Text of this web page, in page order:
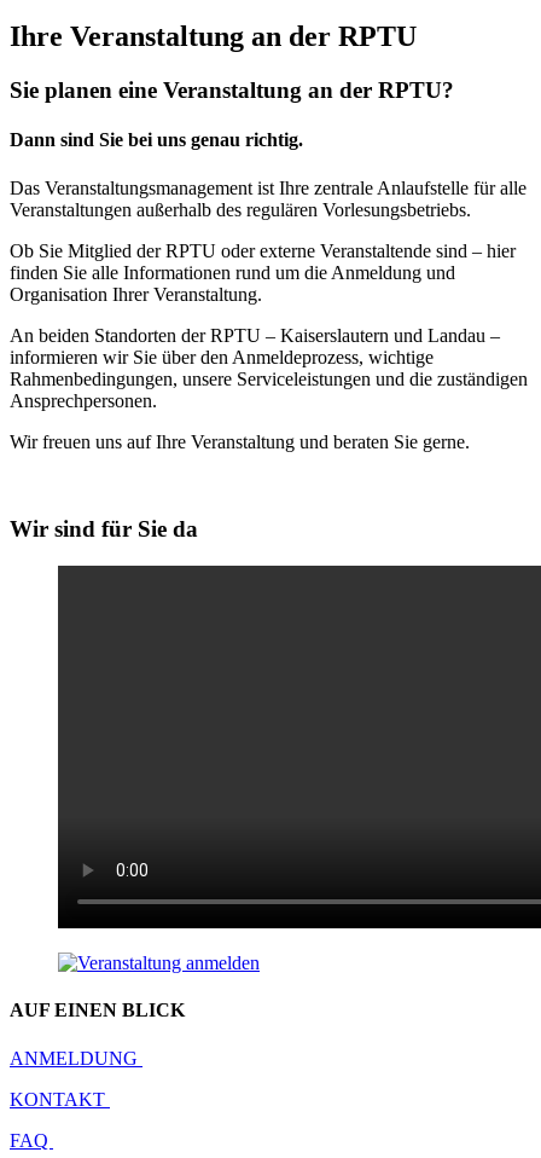
Ihre Veranstaltung an der RPTU
Sie planen eine Veranstaltung an der RPTU?
Dann sind Sie bei uns genau richtig.
Das Veranstaltungsmanagement ist Ihre zentrale Anlaufstelle für alle
Veranstaltungen außerhalb des regulären Vorlesungsbetriebs.
Ob Sie Mitglied der RPTU oder externe Veranstaltende sind – hier
finden Sie alle Informationen rund um die Anmeldung und
Organisation Ihrer Veranstaltung.
An beiden Standorten der RPTU – Kaiserslautern und Landau –
informieren wir Sie über den Anmeldeprozess, wichtige
Rahmenbedingungen, unsere Serviceleistungen und die zuständigen
Ansprechpersonen.
Wir freuen uns auf Ihre Veranstaltung und beraten Sie gerne.
Wir sind für Sie da
AUF EINEN BLICK
ANMELDUNG
KONTAKT
FAQ